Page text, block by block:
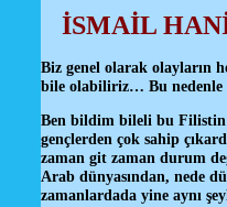
İSMAİL
Biz genel olarak olayların
bile olabiliriz… Bu nedenle
Ben bildim bileli bu Filistin
gençlerden çok sahip
zaman git zaman durum
Arab dünyasından, nede
zamanlardada yine aynı